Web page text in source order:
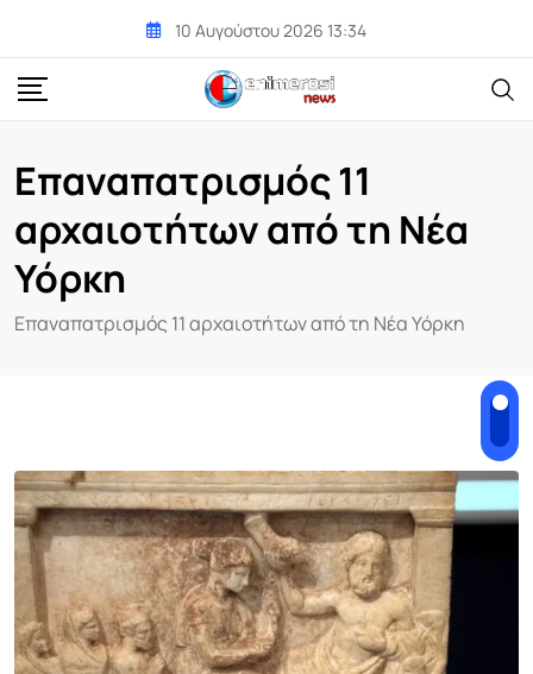
content
10 Αυγούστου 2026 13:34
Επαναπατρισμός 11
αρχαιοτήτων από τη Νέα
Υόρκη
Επαναπατρισμός 11 αρχαιοτήτων από τη Νέα Υόρκη